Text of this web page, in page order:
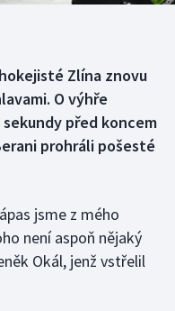
Zlína znovu
O výhře
před koncem
prohráli pošesté
jsme z mého
není aspoň nějaký
Okál, jenž vstřelil